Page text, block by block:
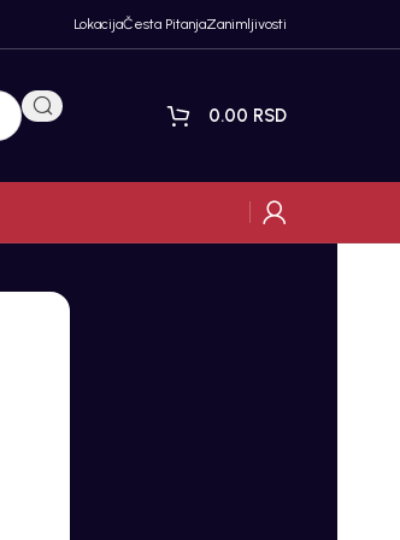
LokacijaČesta PitanjaZanimljivosti
0.00 RSD